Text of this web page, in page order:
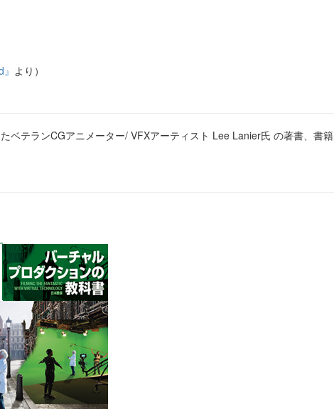
より）
ベテランCGアニメーター/ VFXアーティスト Lee Lanier氏 の著書、書籍